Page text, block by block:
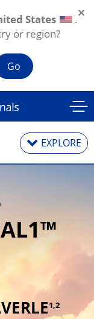
EXPLORE
1,2
States
.
or region?
Go